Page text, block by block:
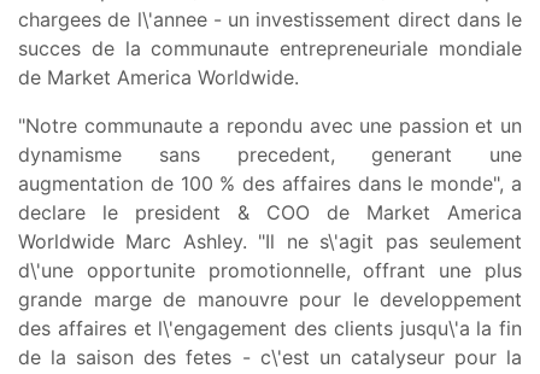
chargees de l\'annee - un investissement direct dans le
succes de la communaute entrepreneuriale mondiale
de Market America Worldwide.
"Notre communaute a repondu avec une passion et un
dynamisme sans precedent, generant une
augmentation de 100 % des affaires dans le monde", a
declare le president & COO de Market America
Worldwide Marc Ashley. "Il ne s\'agit pas seulement
d\'une opportunite promotionnelle, offrant une plus
grande marge de manouvre pour le developpement
des affaires et l\'engagement des clients jusqu\'a la fin
de la saison des fetes - c\'est un catalyseur pour la